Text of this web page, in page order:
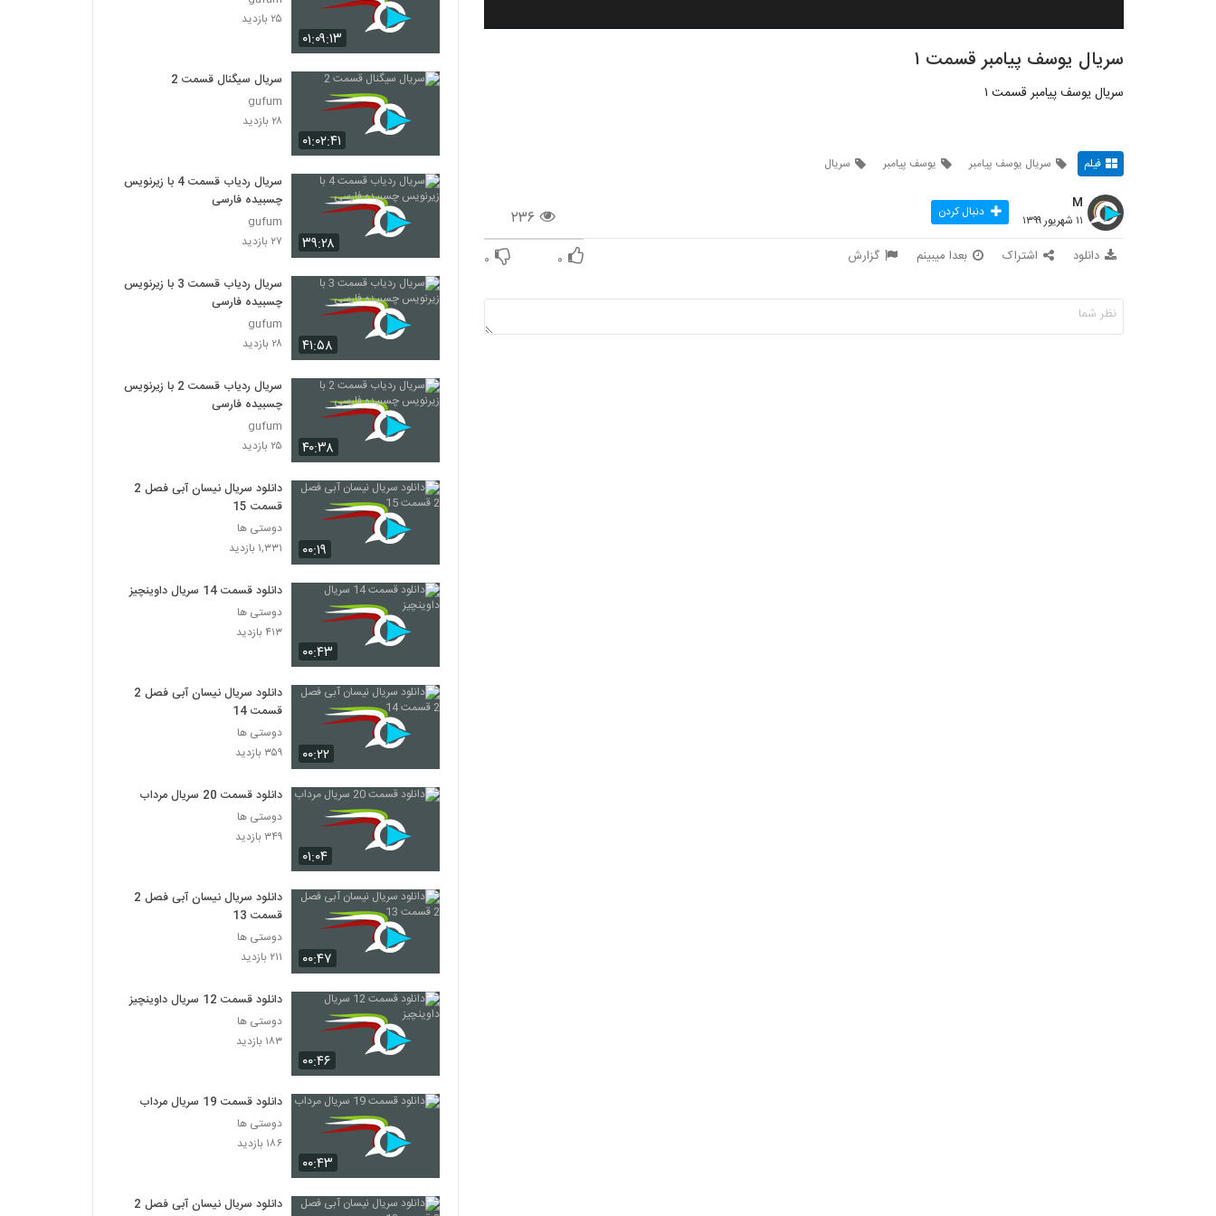
سریال یوسف پیامبر قسمت ۱
سریال یوسف پیامبر قسمت ۱
فیلم سریال یوسف پیامبر یوسف پیامبر سریال
۲۳۶
M
۱۱ شهریور ۱۳۹۹ دنبال کردن
دانلود اشتراک بعدا میبینم گزارش ۰ ۰
۰۱:۰۹:۱۳
۲۵ بازدید
۰۱:۰۲:۴۱
سریال سیگنال قسمت 2
gufum
۲۸ بازدید
۳۹:۲۸
سریال ردیاب قسمت 4 با زیرنویس
چسبیده فارسی
gufum
۲۷ بازدید
۴۱:۵۸
سریال ردیاب قسمت 3 با زیرنویس
چسبیده فارسی
gufum
۲۸ بازدید
۴۰:۳۸
سریال ردیاب قسمت 2 با زیرنویس
چسبیده فارسی
gufum
۲۵ بازدید
۰۰:۱۹
دانلود سریال نیسان آبی فصل 2
قسمت 15
دوستی ها
۱,۳۳۱ بازدید
۰۰:۴۳
دانلود قسمت 14 سریال داوینچیز
دوستی ها
۴۱۳ بازدید
۰۰:۲۲
دانلود سریال نیسان آبی فصل 2
قسمت 14
دوستی ها
۳۵۹ بازدید
۰۱:۰۴
دانلود قسمت 20 سریال مرداب
دوستی ها
۳۴۹ بازدید
۰۰:۴۷
دانلود سریال نیسان آبی فصل 2
قسمت 13
دوستی ها
۲۱۱ بازدید
۰۰:۴۶
دانلود قسمت 12 سریال داوینچیز
دوستی ها
۱۸۳ بازدید
۰۰:۴۳
دانلود قسمت 19 سریال مرداب
دوستی ها
۱۸۶ بازدید
دانلود سریال نیسان آبی فصل 2